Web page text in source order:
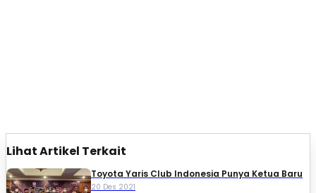
Lihat Artikel Terkait
Toyota Yaris Club Indonesia Punya Ketua Baru
20 Des 2021